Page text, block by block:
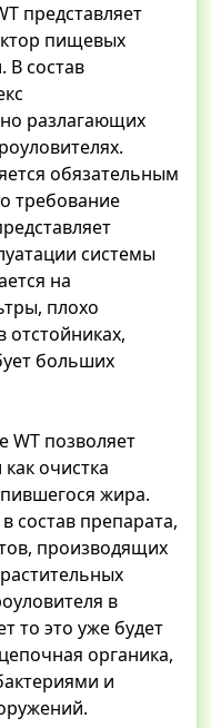
представляет
пищевых
В состав
разлагающих
обязательным
требование
системы
на
плохо
отстойниках,
больших
WT позволяет
очистка
жира.
состав препарата,
производящих
в
то это уже будет
органика,
и